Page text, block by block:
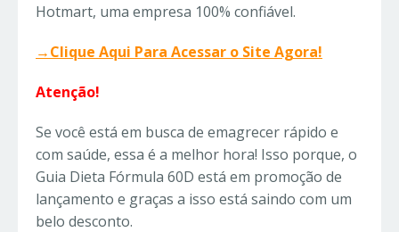
Hotmart, uma empresa 100% confiável.
→Clique Aqui Para Acessar o Site Agora!
Atenção!
Se você está em busca de emagrecer rápido e
com saúde, essa é a melhor hora! Isso porque, o
Guia Dieta Fórmula 60D está em promoção de
lançamento e graças a isso está saindo com um
belo desconto.